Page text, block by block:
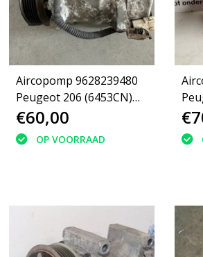
Aircopomp 9628239480
Peugeot 206 (6453CN)
1412F
€60,00
OP VOORRAAD